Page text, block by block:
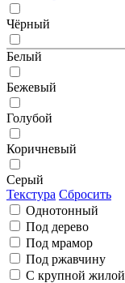
Чёрный
Белый
Бежевый
Голубой
Коричневый
Серый
Текстура Сбросить
Однотонный
Под дерево
Под мрамор
Под ржавчину
С крупной жилой